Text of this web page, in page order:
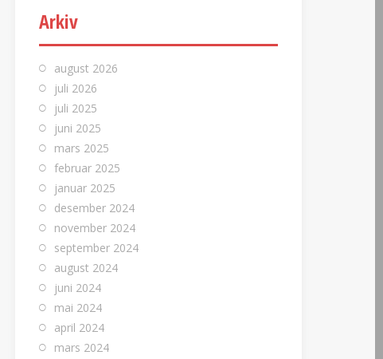
Arkiv
august 2026
juli 2026
juli 2025
juni 2025
mars 2025
februar 2025
januar 2025
desember 2024
november 2024
september 2024
august 2024
juni 2024
mai 2024
april 2024
mars 2024